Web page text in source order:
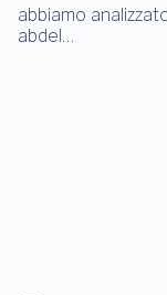
abbiamo
abdel…